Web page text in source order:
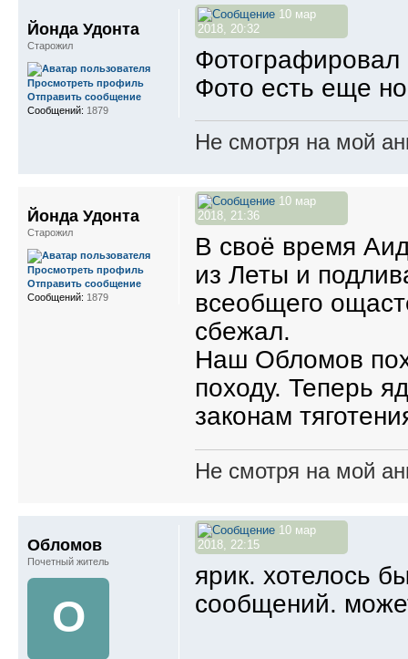
10 мар
2018, 20:32
Фотографировал
Фото есть еще
Не смотря на мой
Йонда Удонта
Старожил
Просмотреть профиль
Отправить сообщение
Сообщений: 1879
10 мар
2018, 21:36
В своё время
из Леты и
всеобщего
сбежал.
Наш Обломов
походу. Теперь
законам
Не смотря на мой
Йонда Удонта
Старожил
Просмотреть профиль
Отправить сообщение
Сообщений: 1879
10 мар
2018, 22:15
ярик. хотелось
сообщений.
Обломов
Почетный житель
О